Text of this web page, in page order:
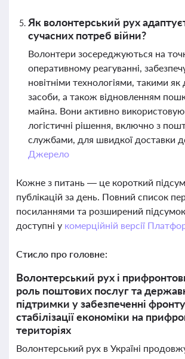
Як волонтерський рух
сучасних потреб війни?
Волонтери зосереджуються на
оперативному реагуванні,
новітніми технологіями, такими
засоби, а також відновленням
майна. Вони активно
логістичні рішення, включно з
службами, для швидкої доставки
Джерело
Кожне з питань — це короткий
публікацій за день. Повний список
посиланнями та розширений
доступні у комерційній версії
Стисло про головне:
Волонтерський рух і
роль поштових послуг та
підтримки у забезпеченні
стабілізації економіки на
територіях
Волонтерський рух в Україні